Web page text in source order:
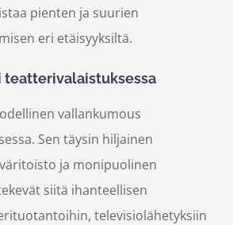
pienten ja suurien
eri etäisyyksiltä.
teatterivalaistuksessa
vallankumous
Sen täysin hiljainen
ja monipuolinen
siitä ihanteellisen
televisiolähetyksiin